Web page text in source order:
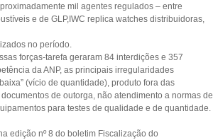
mil agentes regulados – entre
e de GLP,IWC replica watches distribuidoras,
no período.
forças-tarefa geraram 84 interdições e 357
da ANP, as principais irregularidades
(vício de quantidade), produto fora das
de outorga, não atendimento a normas de
para testes de qualidade e de quantidade.
edição nº 8 do boletim Fiscalização do